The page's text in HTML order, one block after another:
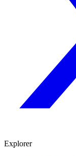
Explorer